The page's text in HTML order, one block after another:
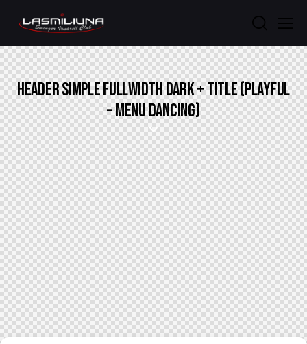
HEADER SIMPLE FULLWIDTH DARK + TITLE (PLAYFUL
– MENU DANCING)